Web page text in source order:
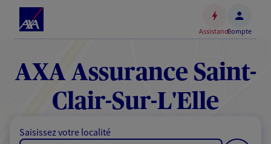
Accéder
contenu
principal
Accéder
au
de
AssistanceCompte
AXA Assurance Saint-
Clair-Sur-L'Elle
Saisissez votre localité